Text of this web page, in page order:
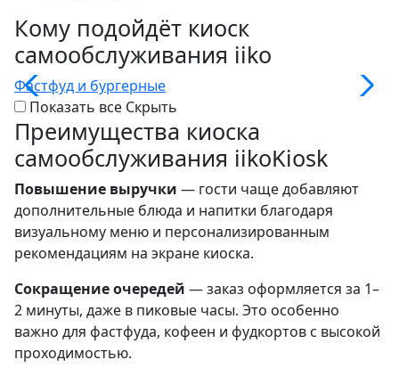
Кому подойдёт киоск
самообслуживания iiko
Фастфуд и бургерные
Показать все Скрыть
Преимущества киоска
самообслуживания iikoKiosk
Повышение выручки — гости чаще добавляют
дополнительные блюда и напитки благодаря
визуальному меню и персонализированным
рекомендациям на экране киоска.
Сокращение очередей — заказ оформляется за 1–
2 минуты, даже в пиковые часы. Это особенно
важно для фастфуда, кофеен и фудкортов с высокой
проходимостью.